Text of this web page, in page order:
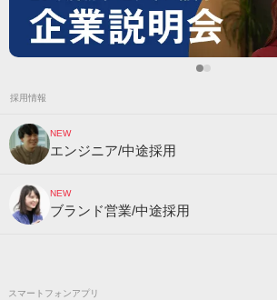
採用情報
NEW
エンジニア/中途採用
NEW
ブランド営業/中途採用
スマートフォンアプリ